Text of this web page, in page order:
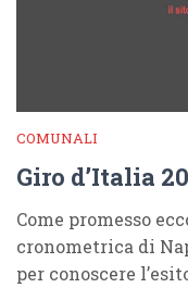
COMUNALI
Giro d’Italia
Come promesso
cronometrica di
per conoscere